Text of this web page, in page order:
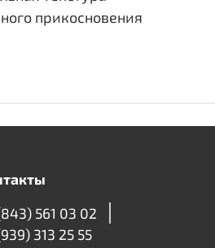
прикосновения
561 03 02
313 25 55